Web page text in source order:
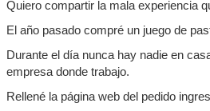
Quiero compartir la mala experiencia
El año pasado compré un juego de
Durante el día nunca hay nadie en
empresa donde trabajo.
Rellené la página web del pedido